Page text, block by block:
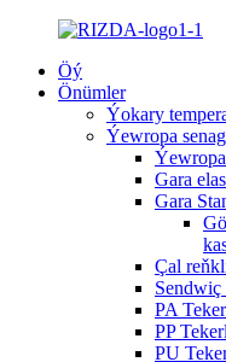
Öý
Önümler
Ýokary
Ýewropa
Gara
Gara
Çal
PA
PP
PU